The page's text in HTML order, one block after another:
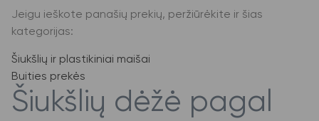
Jeigu ieškote panašių prekių, peržiūrėkite ir šias
kategorijas:
Šiukšlių ir plastikiniai maišai
Buities prekės
Šiukšlių dėžė pagal